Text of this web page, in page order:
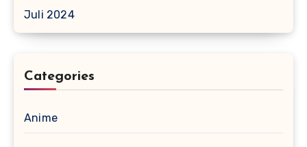
Juli 2024
Categories
Anime